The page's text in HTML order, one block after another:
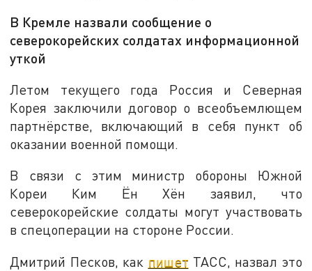
В Кремле назвали сообщение о
северокорейских солдатах информационной
уткой
Летом текущего года Россия и Северная
Корея заключили договор о всеобъемлющем
партнёрстве, включающий в себя пункт об
оказании военной помощи.
В связи с этим министр обороны Южной
Кореи Ким Ён Хён заявил, что
северокорейские солдаты могут участвовать
в спецоперации на стороне России.
Дмитрий Песков, как пишет ТАСС, назвал это